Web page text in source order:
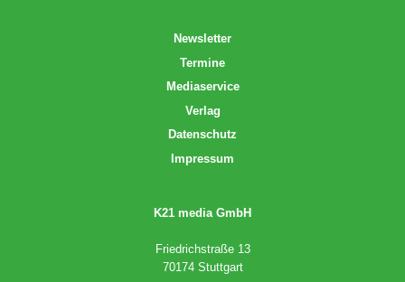
Newsletter
Termine
Mediaservice
Verlag
Datenschutz
Impressum
K21 media GmbH
Friedrichstraße 13
70174 Stuttgart